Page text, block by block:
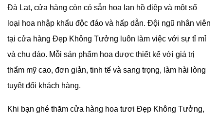
Đà Lạt, cửa hàng còn có sẵn hoa lan hồ điệp và một số
loại hoa nhập khẩu độc đáo và hấp dẫn. Đội ngũ nhân viên
tại cửa hàng Đẹp Không Tưởng luôn làm việc với sự tỉ mỉ
và chu đáo. Mỗi sản phẩm hoa được thiết kế với giá trị
thẩm mỹ cao, đơn giản, tinh tế và sang trọng, làm hài lòng
tuyệt đối khách hàng.
Khi bạn ghé thăm cửa hàng hoa tươi Đẹp Không Tưởng,